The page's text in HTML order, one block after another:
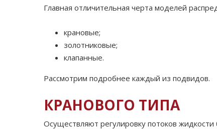
Главная отличительная черта моделей
крановые;
золотниковые;
клапанные.
Рассмотрим подробнее каждый из подвидов.
КРАНОВОГО ТИПА
Осуществляют регулировку потоков